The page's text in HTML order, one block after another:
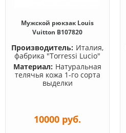
Мужской рюкзак Louis
Vuitton B107820
Производитель: Италия,
фабрика "Torressi Lucio"
Материал: Натуральная
телячья кожа 1-го сорта
выделки
10000 руб.